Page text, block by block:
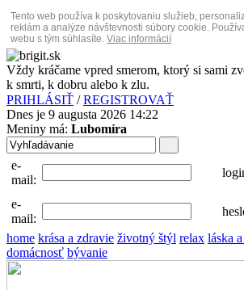
Tento web používa k poskytovaniu služieb,
reklám a analýze návštevnosti súbory cookie.
webu s tým súhlasíte. Viac informácií
Vždy kráčame vpred smerom, ktorý si sami
k smrti, k dobru alebo k zlu.
PRIHLÁSIŤ /REGISTROVAŤ
Dnes je 9 augusta 2026 14:22
Meniny má: Lubomíra
e-
mail:
e-
mail:
home krása a zdravie životný štýl relax láska
domácnosť bývanie